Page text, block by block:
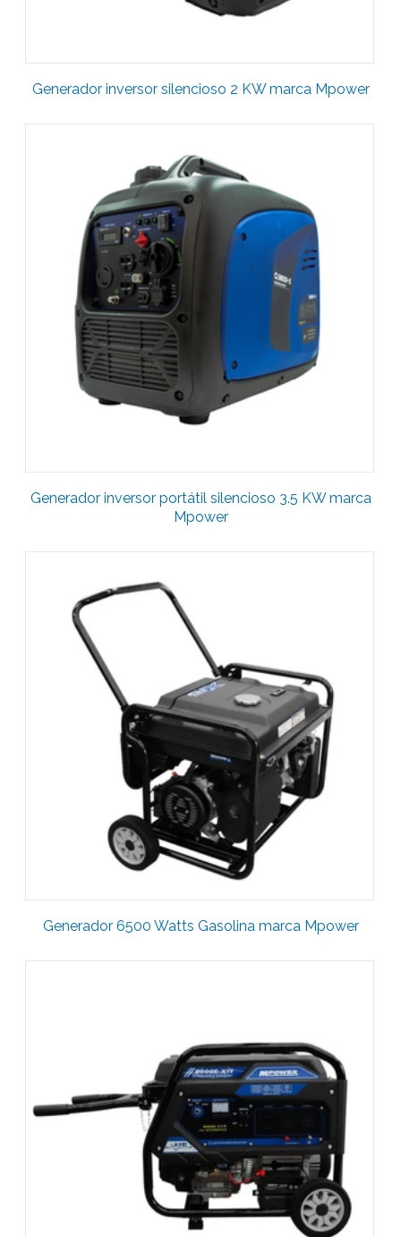
Generador inversor silencioso 2 KW marca Mpower
Generador inversor portátil silencioso 3.5 KW marca
Mpower
Generador 6500 Watts Gasolina marca Mpower